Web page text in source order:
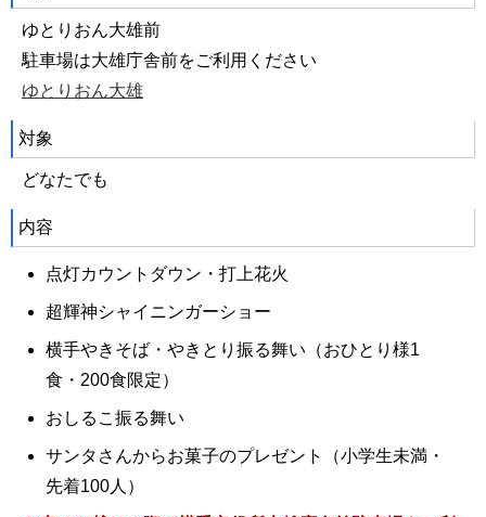
ゆとりおん大雄前
駐車場は大雄庁舎前をご利用ください
ゆとりおん大雄
対象
どなたでも
内容
点灯カウントダウン・打上花火
超輝神シャイニンガーショー
横手やきそば・やきとり振る舞い（おひとり様1
食・200食限定）
おしるこ振る舞い
サンタさんからお菓子のプレゼント（小学生未満・
先着100人）